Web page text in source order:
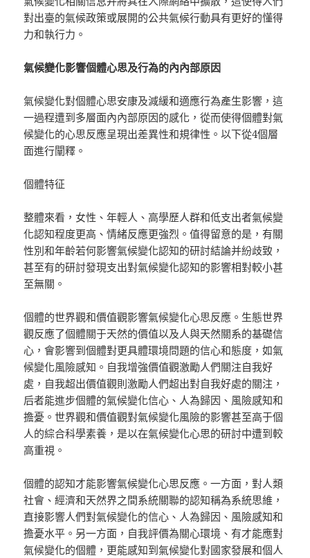
對出臺的氣候政策或展開的公共氣候行動具有更好的懂得
力和執行力。
氣候變化影響個體心思及行為的內內部原因
氣候變化對個體心思安康及減緩和適應行為產生影響，這
一過程遭到多層面內內部原因的感化，從而使得個體對氣
候變化的心思反應呈現出差異性和規律性。以下從4個層
面進行闡釋。
個體特征
整體來看，女性、年輕人、高學歷人群和低支出者氣候變
化認知程度更高、情緒反應更強烈。值得留意的是，有關
性別和年齡若何影響氣候變化認知的研討結論并紛歧致，
甚至有的研討發現支出對氣候變化認知的影響相對較小甚
至無關。
個體的世界觀和價值觀影響氣候變化心思反應。生態世界
觀反應了個體關于天然的價值以及人與天然關系的基礎信
心，會影響到個體對更具體環境問題的信心和態度，如氣
候變化風險感知。自我增強價值觀激勵人們關注自我好
處，自我超出價值觀則激勵人們超出對自我好處的關注，
后者能進步個體的氣候變化信心、人為歸因、風險感知和
擔憂。世界觀和價值觀對氣候變化風險的影響甚至高于個
人的綜合科學素養，是以在氣候變化心思的研討中遭到較
高重視。
個體的認知才能影響氣候變化心思反應。一方面，對人類
社會、經濟和天然界之間系統關聯的認知稱為系統思維，
直接影響人們對氣候變化的信心、人為歸因、風險感知和
擔憂水平。另一方面，自我評價為關心環境、有才能應對
氣候變化的個體，更能感知到氣候變化對國家發展和個人